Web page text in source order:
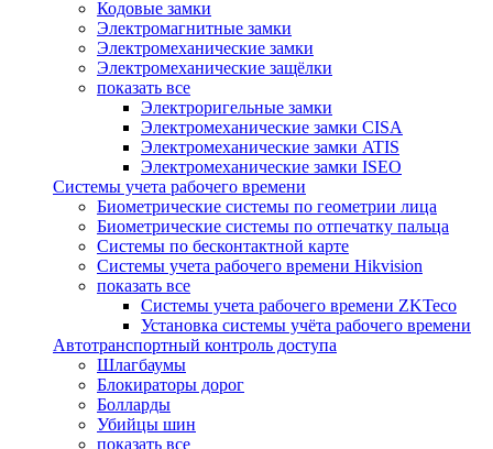
Кодовые замки
Электромагнитные замки
Электромеханические замки
Электромеханические защёлки
показать все
Электроригельные замки
Электромеханические замки CISA
Электромеханические замки ATIS
Электромеханические замки ISEO
Системы учета рабочего времени
Биометрические системы по геометрии лица
Биометрические системы по отпечатку пальца
Системы по бесконтактной карте
Системы учета рабочего времени Hikvision
показать все
Системы учета рабочего времени ZKTeco
Установка системы учёта рабочего времени
Автотранспортный контроль доступа
Шлагбаумы
Блокираторы дорог
Болларды
Убийцы шин
показать все